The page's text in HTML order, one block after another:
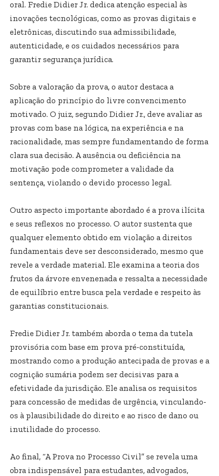
oral. Fredie Didier Jr. dedica atenção especial às
inovações tecnológicas, como as provas digitais e
eletrônicas, discutindo sua admissibilidade,
autenticidade, e os cuidados necessários para
garantir segurança jurídica.
Sobre a valoração da prova, o autor destaca a
aplicação do princípio do livre convencimento
motivado. O juiz, segundo Didier Jr., deve avaliar as
provas com base na lógica, na experiência e na
racionalidade, mas sempre fundamentando de forma
clara sua decisão. A ausência ou deficiência na
motivação pode comprometer a validade da
sentença, violando o devido processo legal.
Outro aspecto importante abordado é a prova ilícita
e seus reflexos no processo. O autor sustenta que
qualquer elemento obtido em violação a direitos
fundamentais deve ser desconsiderado, mesmo que
revele a verdade material. Ele examina a teoria dos
frutos da árvore envenenada e ressalta a necessidade
de equilíbrio entre busca pela verdade e respeito às
garantias constitucionais.
Fredie Didier Jr. também aborda o tema da tutela
provisória com base em prova pré-constituída,
mostrando como a produção antecipada de provas e a
cognição sumária podem ser decisivas para a
efetividade da jurisdição. Ele analisa os requisitos
para concessão de medidas de urgência, vinculando-
os à plausibilidade do direito e ao risco de dano ou
inutilidade do processo.
Ao final, “A Prova no Processo Civil” se revela uma
obra indispensável para estudantes, advogados,